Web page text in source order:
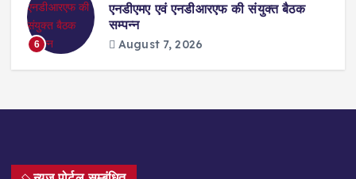
6
एनडीएमए एवं एनडीआरएफ की संयुक्त बैठक
सम्पन्न
August 7, 2026